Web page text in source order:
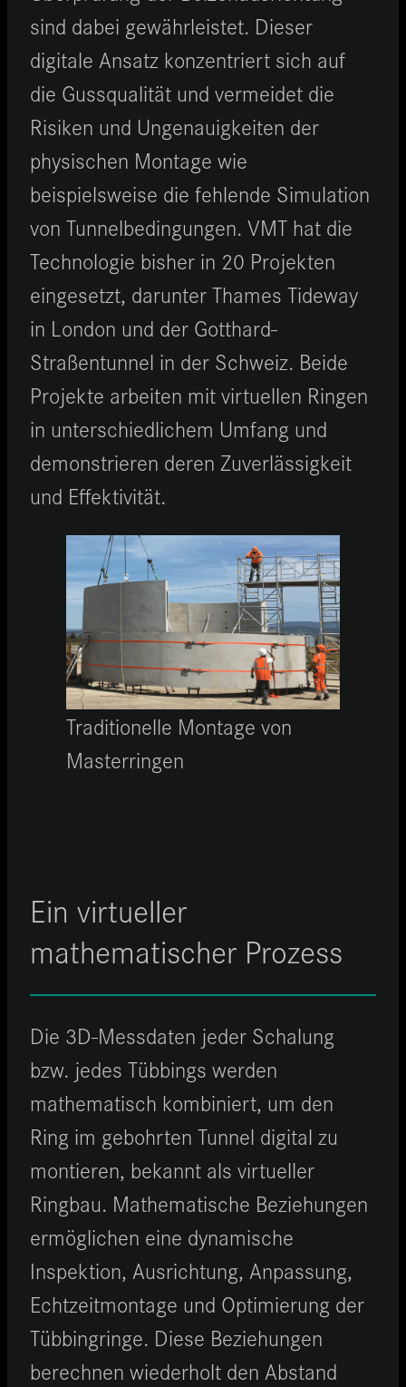
sind dabei gewährleistet. Dieser
digitale Ansatz konzentriert sich auf
die Gussqualität und vermeidet die
Risiken und Ungenauigkeiten der
physischen Montage wie
beispielsweise die fehlende Simulation
von Tunnelbedingungen. VMT hat die
Technologie bisher in 20 Projekten
eingesetzt, darunter Thames Tideway
in London und der Gotthard-
Straßentunnel in der Schweiz. Beide
Projekte arbeiten mit virtuellen Ringen
in unterschiedlichem Umfang und
demonstrieren deren Zuverlässigkeit
und Effektivität.
Traditionelle Montage von
Masterringen
Ein virtueller
mathematischer Prozess
Die 3D-Messdaten jeder Schalung
bzw. jedes Tübbings werden
mathematisch kombiniert, um den
Ring im gebohrten Tunnel digital zu
montieren, bekannt als virtueller
Ringbau. Mathematische Beziehungen
ermöglichen eine dynamische
Inspektion, Ausrichtung, Anpassung,
Echtzeitmontage und Optimierung der
Tübbingringe. Diese Beziehungen
berechnen wiederholt den Abstand